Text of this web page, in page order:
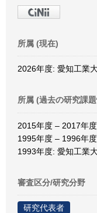
所属 (現在)
2026年度: 愛知工業
所属 (過去の研究課
2015年度 – 2017年
1995年度 – 1996年
1993年度: 愛知工業
審査区分/研究分野
研究代表者